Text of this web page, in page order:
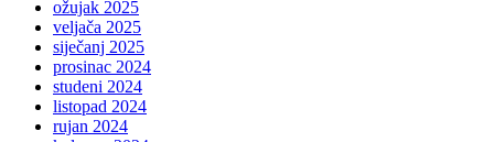
ožujak 2025
veljača 2025
siječanj 2025
prosinac 2024
studeni 2024
listopad 2024
rujan 2024